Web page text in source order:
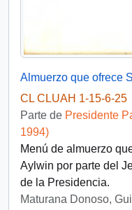
CL CLUAH 1-15-6-25
Parte de Presidente
1994)
Menú de almuerzo
Aylwin por parte del
de la Presidencia.
Maturana Donoso,